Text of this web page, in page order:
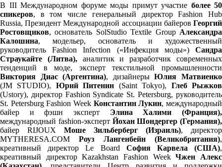
В III Международном форуме моды примут участие более 50
спикеров, в том числе генеральный директор Fashion Hub
Russia, Президент Международной ассоциации байеров Георгий
Ростовщиков, основатель SolStudio Textile Group Александра
Калошина, модельер, основатель и художественный
руководитель Fashion Infection («Инфекция моды») Сандра
Страукайте (Литва),аналитик и разработчик современных
тенденций в моде, эксперт текстильной промышленности
Виктория Диас (Аргентина), дизайнерыЮлия Матвиенко
(JM STUDIO), Юрий Питенин (Saint Tokyo), Глеб Рыжков
(Ustory), директор Fashion Syndicate St. Petersburg, руководитель
St. Petersburg Fashion Week Константин Лукин, международный
байер и фэшн эксперт Элина Халими (Франция),
международный fashion-эксперт Йохан Шондергер (Германия),
байер RIJOUX Моше Зильберберг (Израиль), директор
MYTHERESA.COMРоуз Лангенбейн (Великобритания),
креативный директор Le Board София Карвела (США),
креативный директор Kazakhstan Fashion WeekЧжен Алекс